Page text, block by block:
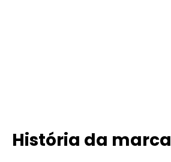
História da marca